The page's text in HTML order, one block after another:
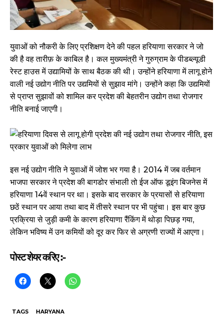
युवाओं को नौकरी के लिए प्रशिक्षण देने की पहल हरियाणा सरकार ने जो
की है वह तारीफ़ के काबिल है। कल मुख्यमंत्री ने गुरुग्राम के पीडब्ल्यूडी
रेस्ट हाउस में उद्यामियों के साथ बैठक की थी। उन्होंने हरियाणा में लागू होने
वाली नई उद्योग नीति पर उद्यमियों से सुझाव मांगे। उन्होंने कहा कि उद्यमियों
से प्राप्त सुझावों को शामिल कर प्रदेश की बेहतरीन उद्योग तथा रोजगार
नीति बनाई जाएगी।
इस नई उद्योग नीति ने युवाओं में जोश भर गया है। 2014 में जब वर्तमान
भाजपा सरकार ने प्रदेश की बागडोर संभाली तो ईज ऑफ डूइंग बिजनेस में
हरियाणा 14वें स्थान पर था। इसके बाद सरकार के प्रयासों से हरियाणा
छठें स्थान पर आया तथा बाद में तीसरे स्थान पर भी पहुंचा। इस बार कुछ
प्रक्रिया से जुड़ी कमी के कारण हरियाणा रैंकिंग में थोड़ा पिछड़ गया,
लेकिन भविष्य में उन कमियों को दूर कर फिर से अग्रणी राज्यों में आएगा।
पोस्ट शेयर करिए :-
TAGS HARYANA